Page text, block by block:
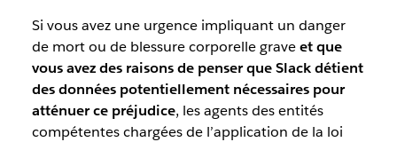
Si vous avez une urgence impliquant un danger
de mort ou de blessure corporelle graveet que
vous avez des raisons de penser que Slack détient
des données potentiellement nécessaires pour
atténuer ce préjudice, les agents des entités
compétentes chargées de l’application de la loi